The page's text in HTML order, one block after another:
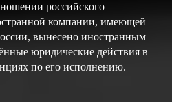
российского
компании, имеющей
вынесено иностранным
юридические действия в
по его исполнению.